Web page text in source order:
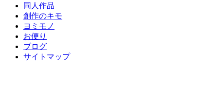
同人作品
創作のキモ
ヨミモノ
お便り
ブログ
サイトマップ